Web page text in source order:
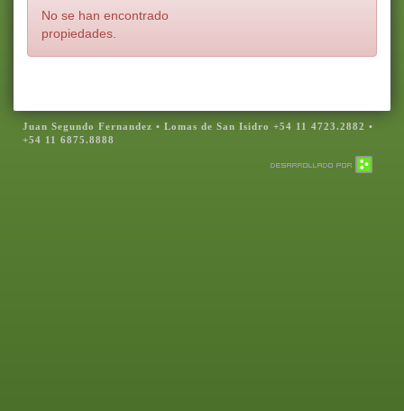
No se han encontrado
propiedades.
Juan Segundo Fernandez • Lomas de San Isidro +54 11 4723.2882 •
+54 11 6875.8888